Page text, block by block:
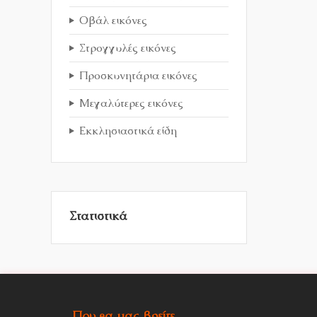
Οβάλ εικόνες
Στρογγυλές εικόνες
Προσκυνητάρια εικόνες
Μεγαλύτερες εικόνες
Εκκλησιαστικά είδη
Στατιστικά